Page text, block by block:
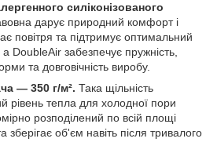
силіконізованого
дарує природний комфорт і
повітря та підтримує оптимальний
а DoubleAir забезпечує пружність,
та довговічність виробу.
— 350 г/м². Така щільність
рівень тепла для холодної пори
розподілений по всій площі
зберігає об'єм навіть після тривалого